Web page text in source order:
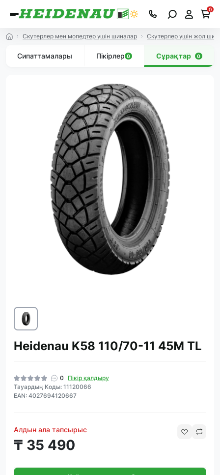
0
Скутерлер мен мопедтер үшін шиналар Скутерлер үшін жол
Сипаттамалары Пікірлер 0 Сұрақтар 0
Heidenau K58 110/70-11 45M TL
0
Пікір қалдыру
Тауардың Коды: 11120066
EAN: 4027694120667
Алдын ала тапсырыс
₸ 35 490